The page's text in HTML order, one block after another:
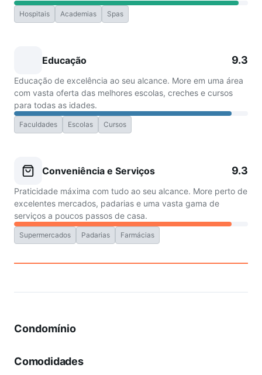
Hospitais Academias Spas
Educação 9.3
Educação de excelência ao seu alcance. More em uma área
com vasta oferta das melhores escolas, creches e cursos
para todas as idades.
Faculdades Escolas Cursos
Conveniência e Serviços 9.3
Praticidade máxima com tudo ao seu alcance. More perto de
excelentes mercados, padarias e uma vasta gama de
serviços a poucos passos de casa.
Supermercados Padarias Farmácias
Condomínio
Comodidades